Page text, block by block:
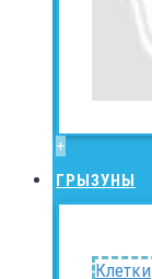
+
ГРЫЗУНЫ
Клетки